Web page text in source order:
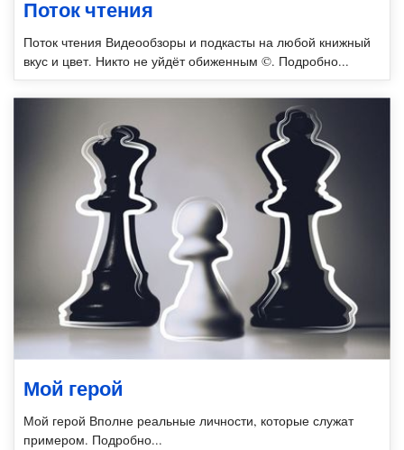
Поток чтения
Поток чтения Видеообзоры и подкасты на любой книжный
вкус и цвет. Никто не уйдёт обиженным ©. Подробно...
Мой герой
Мой герой Вполне реальные личности, которые служат
примером. Подробно...